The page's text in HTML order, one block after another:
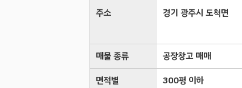
주소 경기 광주시 도척면
매물 종류 공장창고 매매
면적별
300평 이하